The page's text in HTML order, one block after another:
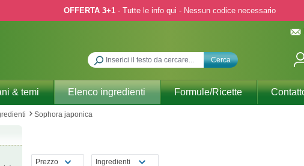
OFFERTA 3+1- Tutte le info qui - Nessun codice necessario
Cerca
& temi Elenco ingredienti Formule/Ricette
Sophora japonica
Prezzo Ingredienti